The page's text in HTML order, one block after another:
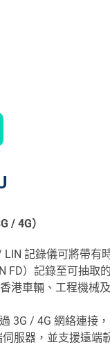
/ 4G）
LIN 記錄儀可將帶有
FD）記錄至可抽取
港車輛、工程機械及
3G / 4G 網絡連接，
服器，並支援遠端